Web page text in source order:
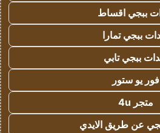
ببجي اقساط
ببجي تمارا
ببجي تابي
فور يو ستور
متجر 4u
عن طريق الايدي